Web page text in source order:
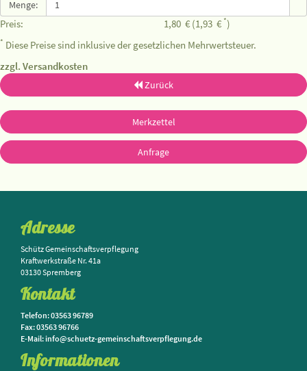
Menge:
Preis: 1,80 € (1,93 € *)
* Diese Preise sind inklusive der gesetzlichen Mehrwertsteuer.
zzgl. Versandkosten
Zurück
Merkzettel
Anfrage
Adresse
Schütz Gemeinschaftsverpflegung
Kraftwerkstraße Nr. 41a
03130 Spremberg
Kontakt
Telefon: 03563 96789
Fax: 03563 96766
E-Mail: info@schuetz-gemeinschaftsverpflegung.de
Informationen